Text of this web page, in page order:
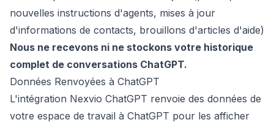
nouvelles instructions d'agents, mises à jour
d'informations de contacts, brouillons d'articles d'aide)
Nous ne recevons ni ne stockons votre historique
complet de conversations ChatGPT.
Données Renvoyées à ChatGPT
L'intégration Nexvio ChatGPT renvoie des données de
votre espace de travail à ChatGPT pour les afficher